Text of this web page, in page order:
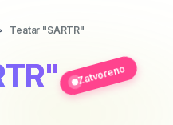
Teatar "SARTR"
Zatvoreno